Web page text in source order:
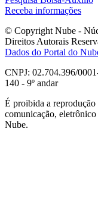
Receba informações
© Copyright Nube -
Direitos Autorais
Dados do Portal do
CNPJ: 02.704.396/
140 - 9º andar
É proibida a
comunicação,
Nube.